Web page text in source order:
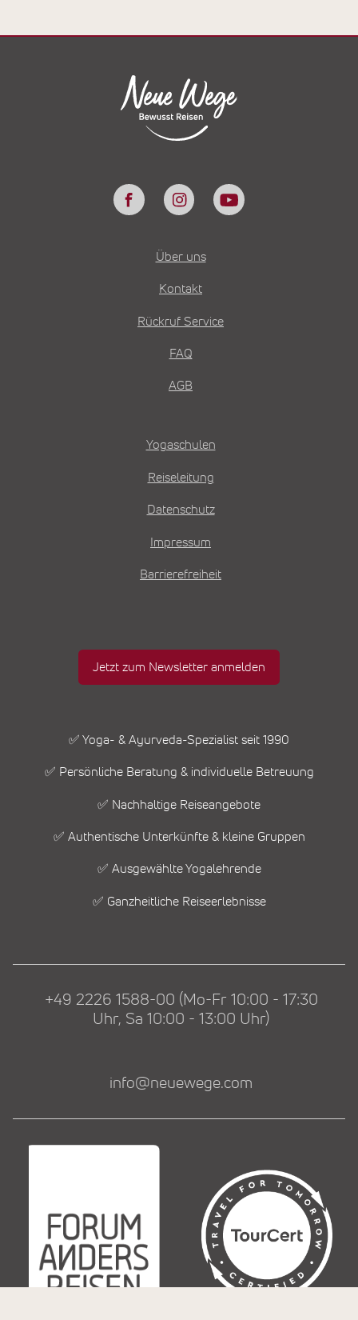
Über uns
Kontakt
Rückruf Service
FAQ
AGB
Yogaschulen
Reiseleitung
Datenschutz
Impressum
Barrierefreiheit
Jetzt zum Newsletter anmelden
✅ Yoga- & Ayurveda-Spezialist seit 1990
✅ Persönliche Beratung & individuelle Betreuung
✅ Nachhaltige Reiseangebote
✅ Authentische Unterkünfte & kleine Gruppen
✅ Ausgewählte Yogalehrende
✅ Ganzheitliche Reiseerlebnisse
+49 2226 1588-00 (Mo-Fr 10:00 - 17:30
Uhr, Sa 10:00 - 13:00 Uhr)
info@neuewege.com